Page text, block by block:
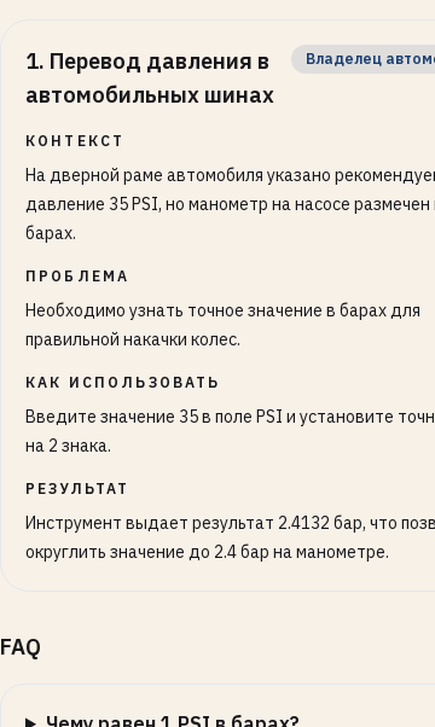
1. Перевод давления в
автомобильных шинах
Владелец
КОНТЕКСТ
На дверной раме автомобиля указано
давление 35 PSI, но манометр на насосе размечен
барах.
ПРОБЛЕМА
Необходимо узнать точное значение в барах для
правильной накачки колес.
КАК ИСПОЛЬЗОВАТЬ
Введите значение 35 в поле PSI и установите
на 2 знака.
РЕЗУЛЬТАТ
Инструмент выдает результат 2.4132 бар, что
округлить значение до 2.4 бар на манометре.
FAQ